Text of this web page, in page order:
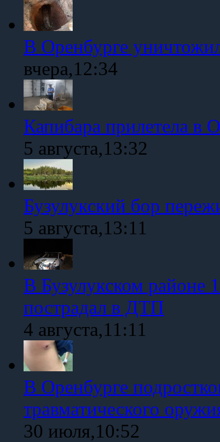
В Оренбурге
вчера,12:34
Капибара прилетела в
5 августа,13:32
Бузулукский бор
5 августа,13:11
В Бузулукском районе
пострадал в ДТП
4 августа,11:11
В Оренбурге
травматического
30 июля,10:52